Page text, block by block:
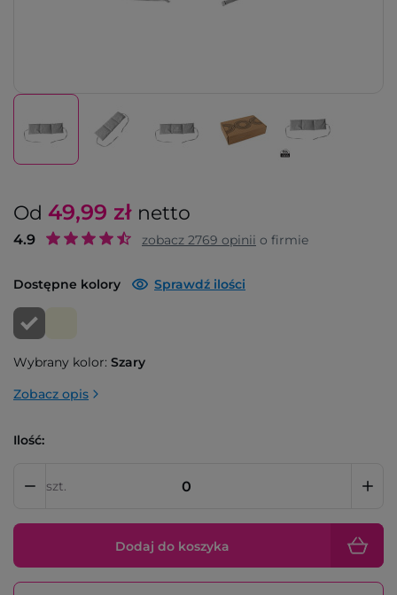
Od 49,99 zł netto
4.9 zobacz 2769 opinii o firmie
Dostępne kolory Sprawdź ilości
Wybrany kolor: Szary
Zobacz opis
Ilość:
szt.
Dodaj do koszyka